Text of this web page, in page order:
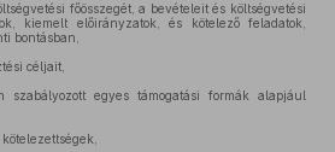
főösszegét, a bevételeit és költségvetési
kiemelt előirányzatok, és kötelező feladatok,
bontásban,
céljait,
szabályozott egyes támogatási formák alapjául